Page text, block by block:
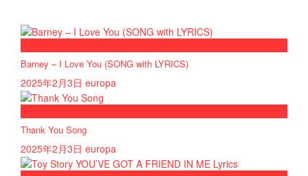
Barney – I Love You (SONG with LYRICS)
2025年2月3日 europa
Thank You Song
2025年2月3日 europa